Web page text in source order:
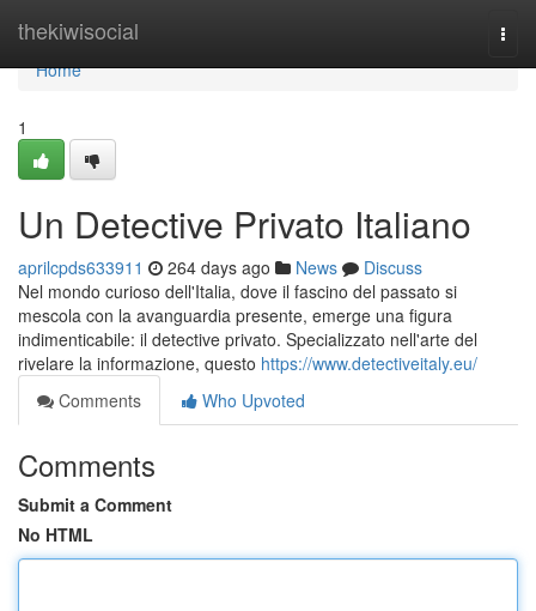
thekiwisocial
Home
Home
1
Un Detective Privato Italiano
aprilcpds633911 264 days ago News
Discuss
Nel mondo curioso dell'Italia, dove il fascino del passato si
mescola con la avanguardia presente, emerge una figura
indimenticabile: il detective privato. Specializzato nell'arte del
rivelare la informazione, questo https://www.detectiveitaly.eu/
Comments
Who Upvoted
Comments
Submit a Comment
No HTML